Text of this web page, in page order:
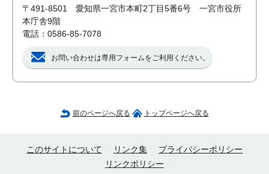
〒491-8501 愛知県一宮市本町2丁目5番6号 一宮市役所
本庁舎9階
電話：0586-85-7078
お問い合わせは専用フォームをご利用ください。
前のページへ戻る トップページへ戻る
このサイトについて リンク集
プライバシーポリシー
リンクポリシー